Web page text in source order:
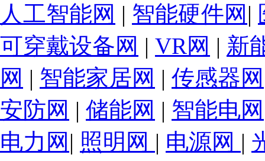
人工智能网 | 智能硬件网 |
可穿戴设备网 | VR网 | 新
网 | 智能家居网 | 传感器网
安防网 | 储能网 | 智能电网
电力网 | 照明网 | 电源网 |